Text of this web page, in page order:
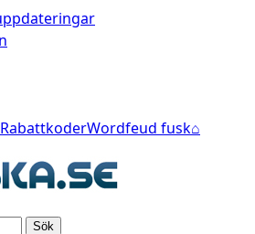
RabattkoderWordfeud fusk⌂
Sök